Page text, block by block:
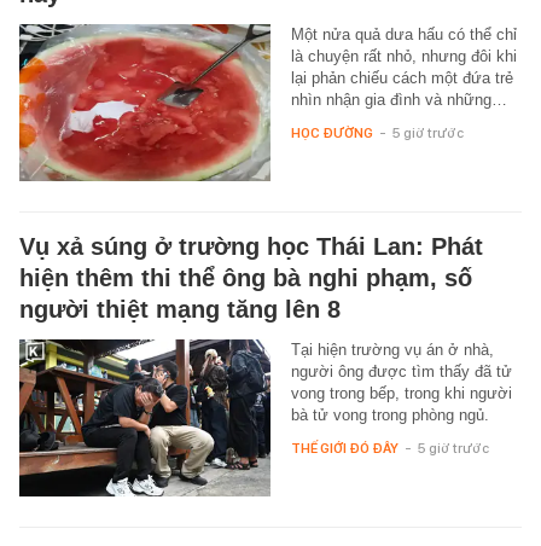
Một nửa quả dưa hấu có thể chỉ
là chuyện rất nhỏ, nhưng đôi khi
lại phản chiếu cách một đứa trẻ
nhìn nhận gia đình và những…
HỌC ĐƯỜNG - 5 giờ trước
Vụ xả súng ở trường học Thái Lan: Phát
hiện thêm thi thể ông bà nghi phạm, số
người thiệt mạng tăng lên 8
Tại hiện trường vụ án ở nhà,
người ông được tìm thấy đã tử
vong trong bếp, trong khi người
bà tử vong trong phòng ngủ.
THẾ GIỚI ĐÓ ĐÂY - 5 giờ trước